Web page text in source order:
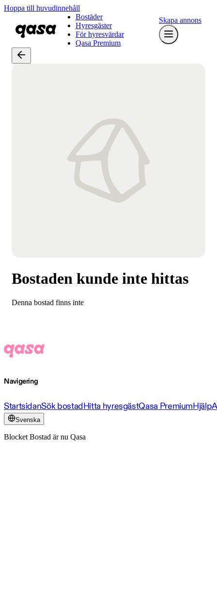
Hoppa till huvudinnehåll
Bostäder
Hyresgäster
För hyresvärdar
Qasa Premium
Skapa annons
Bostaden kunde inte hittas
Denna bostad finns inte
Navigering
StartsidanSök bostadHitta hyresgästQasa PremiumHjälp
Svenska
Blocket Bostad är nu Qasa